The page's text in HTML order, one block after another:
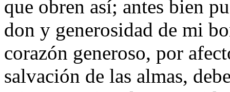
que obren así; antes bien
don y generosidad de mi
corazón generoso, por
salvación de las almas,